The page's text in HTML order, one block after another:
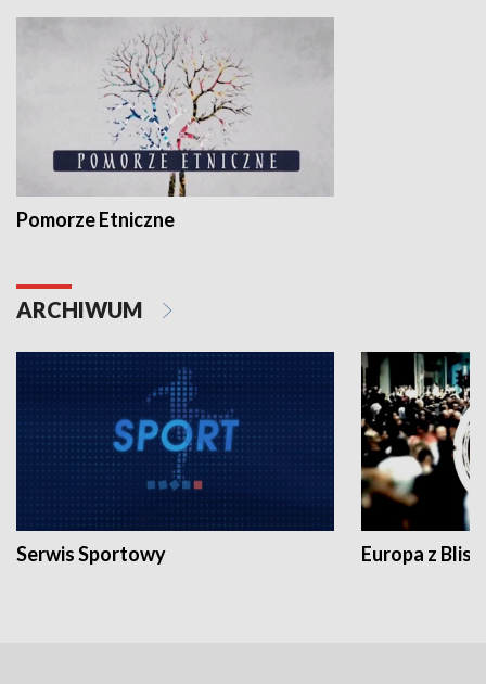
Pomorze Etniczne
ARCHIWUM
Serwis Sportowy Europa z